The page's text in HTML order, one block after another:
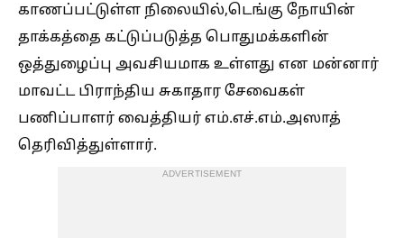
காணப்பட்டுள்ள நிலையில்,டெங்கு நோயின்
தாக்கத்தை கட்டுப்படுத்த பொதுமக்களின்
ஒத்துழைப்பு அவசியமாக உள்ளது என மன்னார்
மாவட்ட பிராந்திய சுகாதார சேவைகள்
பணிப்பாளர் வைத்தியர் எம்.எச்.எம்.அஸாத்
தெரிவித்துள்ளார்.
ADVERTISEMENT